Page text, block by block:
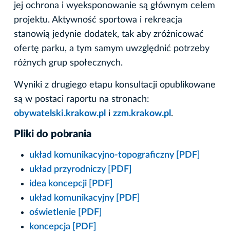
jej ochrona i wyeksponowanie są głównym celem
projektu. Aktywność sportowa i rekreacja
stanowią jedynie dodatek, tak aby zróżnicować
ofertę parku, a tym samym uwzględnić potrzeby
różnych grup społecznych.
Wyniki z drugiego etapu konsultacji opublikowane
są w postaci raportu na stronach:
obywatelski.krakow.pl i zzm.krakow.pl .
Pliki do pobrania
układ komunikacyjno-topograficzny [PDF]
układ przyrodniczy [PDF]
idea koncepcji [PDF]
układ komunikacyjny [PDF]
oświetlenie [PDF]
koncepcja [PDF]